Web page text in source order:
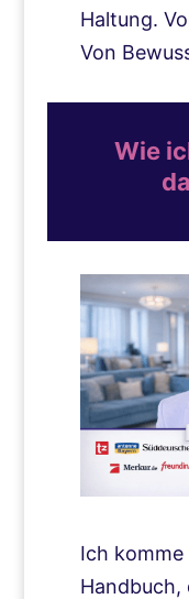
Haltung.
Von
Wie
Ich
Handbuch,